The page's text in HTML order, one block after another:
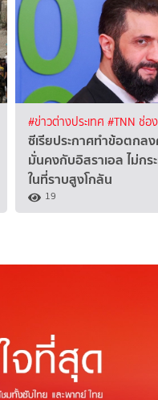
#ข่าวต่างประเทศ #TNN ช่อ
ซีเรียประกาศทำข้อตกล
มั่นคงกับอิสราเอล ไม่ก
ในที่ราบสูงโกลัน
19